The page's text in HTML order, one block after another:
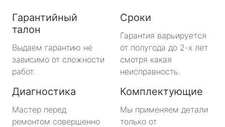
Гарантийный
талон
Выдаем гарантию не
зависимо от сложности
работ.
Сроки
Гарантия варьируется
от полугода до 2-х лет
смотря какая
неисправность.
Диагностика
Мастер перед
ремонтом совершенно
Комплектующие
Мы применяем детали
только от